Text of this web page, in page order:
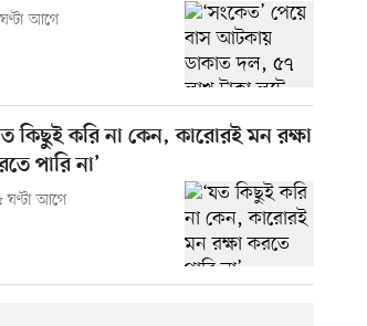
আগে
কিছুই করি না কেন, কারোরই মন রক্ষা
পারি না’
ঘণ্টা আগে